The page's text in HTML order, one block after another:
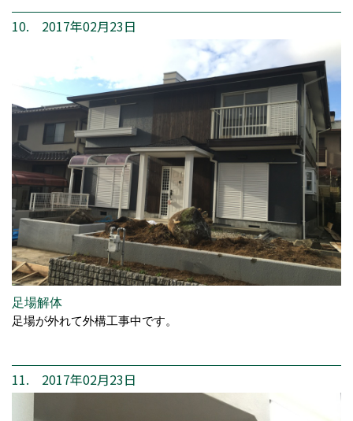
10. 2017年02月23日
足場解体
足場が外れて外構工事中です。
11. 2017年02月23日